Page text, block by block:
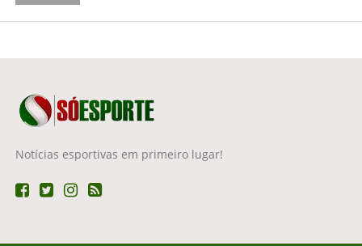
Notícias esportivas em primeiro lugar!